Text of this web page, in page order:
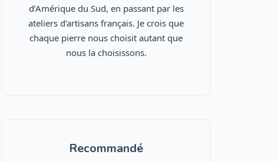
d’Amérique du Sud, en passant par les
ateliers d’artisans français. Je crois que
chaque pierre nous choisit autant que
nous la choisissons.
Recommandé